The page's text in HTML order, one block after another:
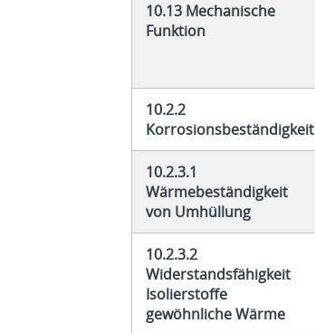
10.13 Mechanische
Funktion
10.2.2
Korrosionsbeständigkeit
10.2.3.1
Wärmebeständigkeit
von Umhüllung
10.2.3.2
Widerstandsfähigkeit
Isolierstoffe
gewöhnliche Wärme